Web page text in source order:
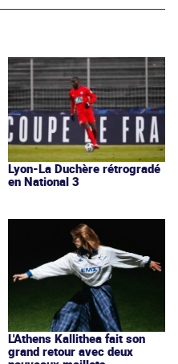
Lyon-La Duchère rétrogradé
en National 3
L'Athens Kallithea fait son
grand retour avec deux